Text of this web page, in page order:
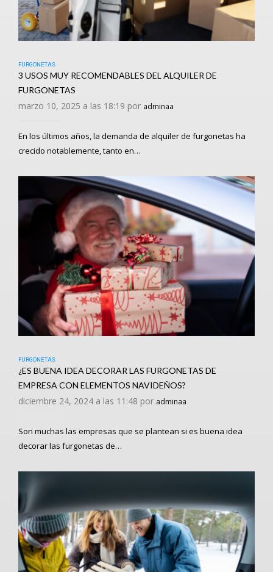
FURGONETAS
3 USOS MUY RECOMENDABLES DEL ALQUILER DE
FURGONETAS
marzo 10, 2025 a las 18:19 por adminaa
En los últimos años, la demanda de alquiler de furgonetas ha
crecido notablemente, tanto en…
FURGONETAS
¿ES BUENA IDEA DECORAR LAS FURGONETAS DE
EMPRESA CON ELEMENTOS NAVIDEÑOS?
diciembre 24, 2024 a las 11:48 por adminaa
Son muchas las empresas que se plantean si es buena idea
decorar las furgonetas de…